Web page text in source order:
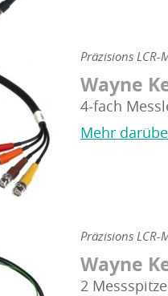
Präzisions LCR-
Wayne
4-fach
Mehr
Präzisions LCR-
Wayne
2